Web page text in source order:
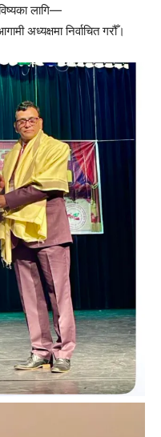
लागि—
अध्यक्षमा निर्वाचित गरौँ।